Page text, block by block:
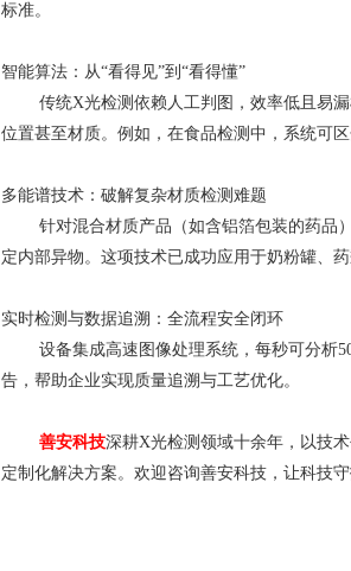
标准。
智能算法：从“看得见”到“看得懂”
传统X光检测依赖人工判图，效率低且易漏
位置甚至材质。例如，在食品检测中，系统可
多能谱技术：破解复杂材质检测难题
针对混合材质产品（如含铝箔包装的药品）
定内部异物。这项技术已成功应用于奶粉罐、
实时检测与数据追溯：全流程安全闭环
设备集成高速图像处理系统，每秒可分析
告，帮助企业实现质量追溯与工艺优化。
善安科技深耕X光检测领域十余年，以技
定制化解决方案。欢迎咨询善安科技，让科技守